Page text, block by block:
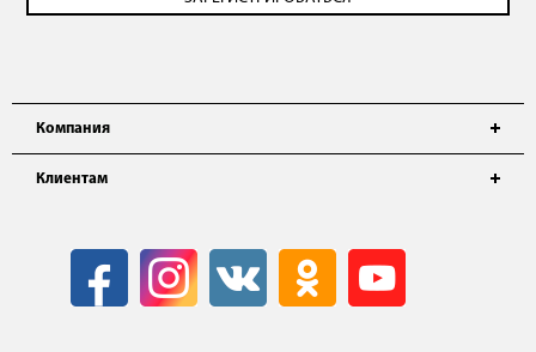
Компания
Клиентам